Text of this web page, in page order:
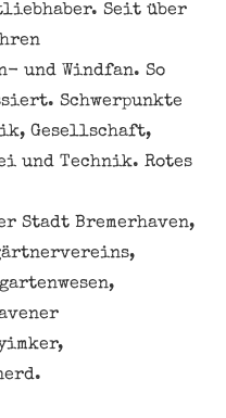
Seit über
und Windfan. So
Schwerpunkte
Gesellschaft,
und Technik. Rotes
Stadt Bremerhaven,